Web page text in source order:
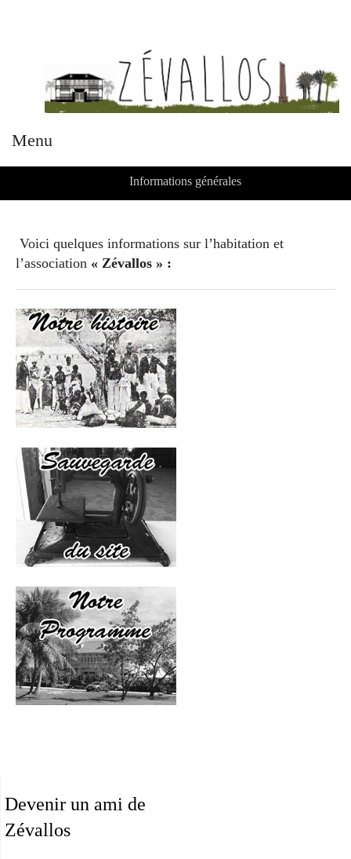
Menu
Informations générales
Voici quelques informations sur l’habitation et
l’association « Zévallos » :
Devenir un ami de
Zévallos